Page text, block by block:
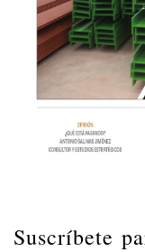
Suscríbete